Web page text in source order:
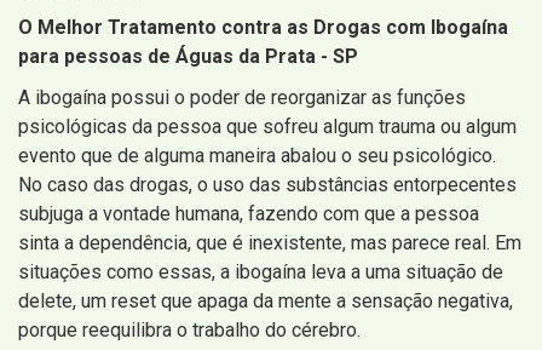
O Melhor Tratamento contra as Drogas com Ibogaína
para pessoas de Águas da Prata - SP
A ibogaína possui o poder de reorganizar as funções
psicológicas da pessoa que sofreu algum trauma ou algum
evento que de alguma maneira abalou o seu psicológico.
No caso das drogas, o uso das substâncias entorpecentes
subjuga a vontade humana, fazendo com que a pessoa
sinta a dependência, que é inexistente, mas parece real. Em
situações como essas, a ibogaína leva a uma situação de
delete, um reset que apaga da mente a sensação negativa,
porque reequilibra o trabalho do cérebro.